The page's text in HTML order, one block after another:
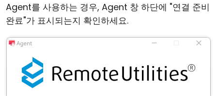
Agent를 사용하는 경우, Agent 창 하단에 "연결 준비
완료"가 표시되는지 확인하세요.